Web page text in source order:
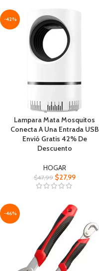
-42%
Lampara Mata Mosquitos
Conecta A Una Entrada USB
Envió Gratis 42% De
Descuento
HOGAR
$47,99 $27,99
-46%